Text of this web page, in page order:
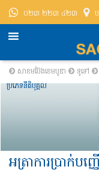
០២៣ ២២៣ ៤២៣
សាខមប៊ែងខេមបូឌា ទូទៅ
ប្រភេទនីតិបុគ្គល
អត្រាការប្រាក់